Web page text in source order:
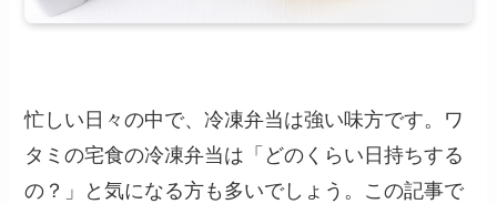
忙しい日々の中で、冷凍弁当は強い味方です。ワ
タミの宅食の冷凍弁当は「どのくらい日持ちする
の？」と気になる方も多いでしょう。この記事で